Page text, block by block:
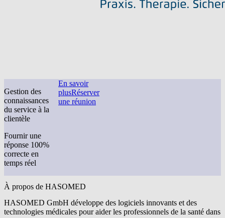
Gestion des
connaissances
du service à la
clientèle
Fournir une
réponse 100%
correcte en
temps réel
En savoir
plusRéserver
une réunion
À propos de HASOMED
HASOMED GmbH développe des logiciels innovants et des
technologies médicales pour aider les professionnels de la santé dans